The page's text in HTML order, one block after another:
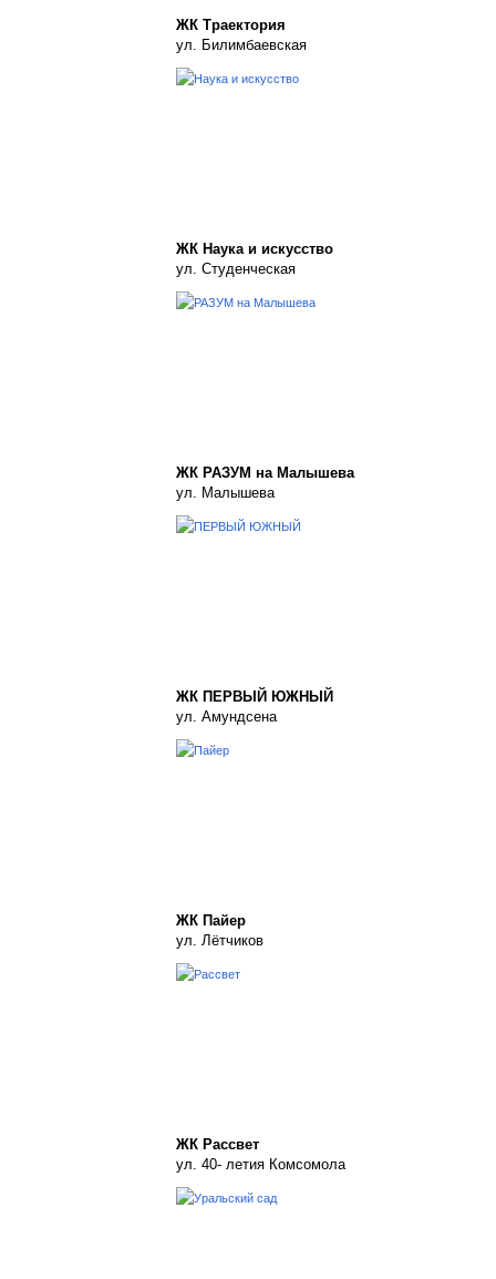
ЖК Траектория
ул. Билимбаевская
ЖК Наука и искусство
ул. Студенческая
ЖК РАЗУМ на Малышева
ул. Малышева
ЖК ПЕРВЫЙ ЮЖНЫЙ
ул. Амундсена
ЖК Пайер
ул. Лётчиков
ЖК Рассвет
ул. 40- летия Комсомола